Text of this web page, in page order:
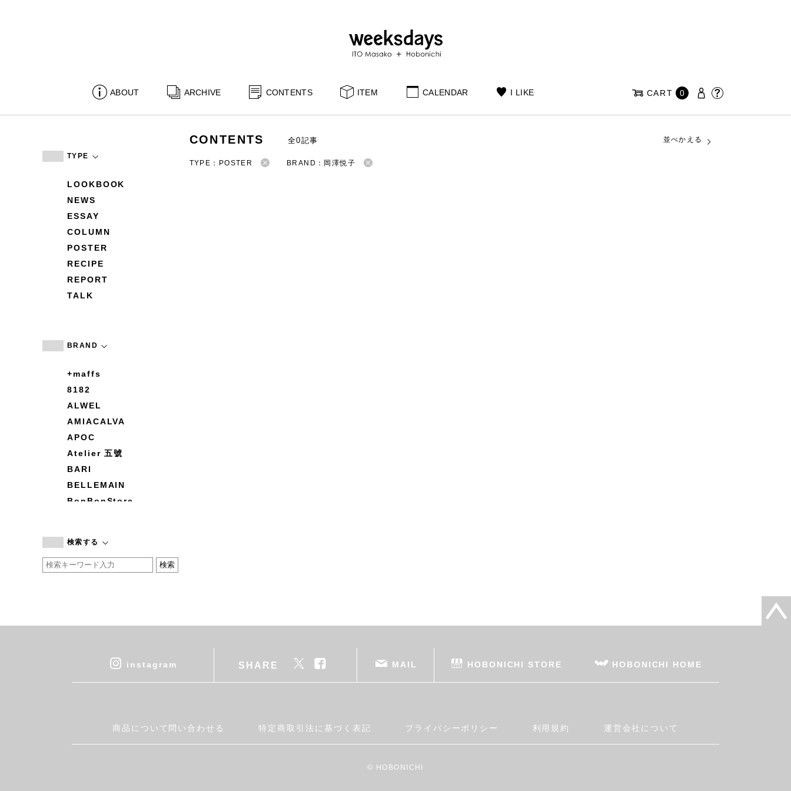
ABOUT ARCHIVE CONTENTS ITEM CALENDAR I LIKE CART 0
TYPE
LOOKBOOK
NEWS
ESSAY
COLUMN
POSTER
RECIPE
REPORT
TALK
BRAND
+maffs
8182
ALWEL
AMIACALVA
APOC
Atelier 五號
BARI
BELLEMAIN
BonBonStore
by basics
CATWORTH
cohan
DEAN & DELUCA
Fatima Morocco
検索する
CONTENTS 全0記事 並べかえる
TYPE：POSTER BRAND：岡澤悦子
instagram SHARE MAIL HOBONICHI STORE HOBONICHI HOME
商品について問い合わせる 特定商取引法に基づく表記 プライバシーポリシー 利用規約 運営会社について
© HOBONICHI